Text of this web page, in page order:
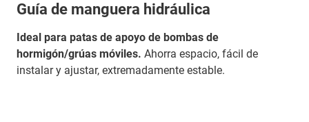
Guía de manguera hidráulica
Ideal para patas de apoyo de bombas de
hormigón/grúas móviles. Ahorra espacio, fácil de
instalar y ajustar, extremadamente estable.